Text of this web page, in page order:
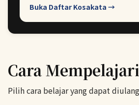
Buka Daftar Kosakata →
Cara
Pilih cara belajar yang dapat